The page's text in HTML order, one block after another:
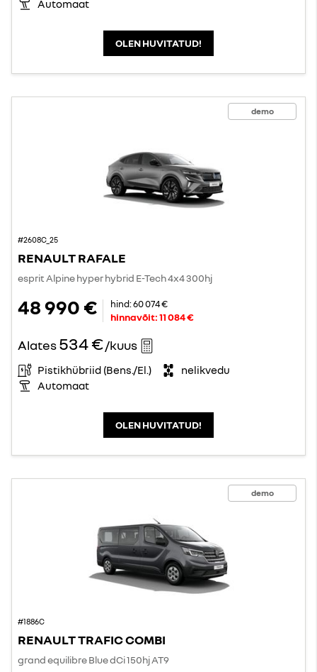
Automaat
OLEN HUVITATUD!
demo
#2608C_25
RENAULT RAFALE
esprit Alpine hyper hybrid E-Tech 4x4 300hj
48 990 € hind:60 074 €
hinnavõit:11 084 €
Alates534 €/kuus
Pistikhübriid (Bens./El.)
nelikvedu
Automaat
OLEN HUVITATUD!
demo
#1886C
RENAULT TRAFIC COMBI
grand equilibre Blue dCi 150hj AT9